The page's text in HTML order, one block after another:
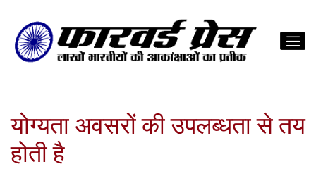
योग्यता अवसरों की उपलब्धता से तय
होती है